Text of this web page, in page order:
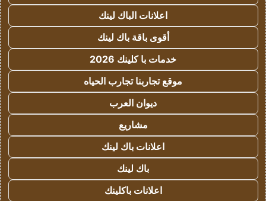
اعلانات الباك لينك
أقوى باقة باك لينك
خدمات با كلينك 2026
موقع تجاربنا تجارب الحياه
ديوان العرب
مشاريع
اعلانات باك لينك
باك لينك
اعلانات باكلينك